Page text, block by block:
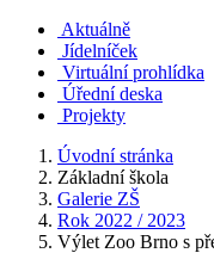
Aktuálně
Jídelníček
Virtuální prohlídka
Úřední deska
Projekty
Úvodní stránka
Základní škola
Galerie ZŠ
Rok 2022 / 2023
Výlet Zoo Brno s